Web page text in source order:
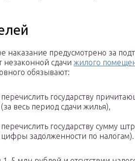
наказание предусмотрено за
незаконной сдачи жилого
обязывают:
перечислить государству
(за весь период сдачи жилья),
перечислить государству сумму
цифры задолженности по налогам).